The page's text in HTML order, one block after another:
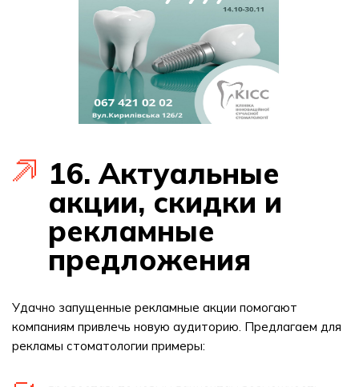
16. Актуальные
акции, скидки и
рекламные
предложения
Удачно запущенные рекламные акции помогают
компаниям привлечь новую аудиторию. Предлагаем для
рекламы стоматологии примеры: